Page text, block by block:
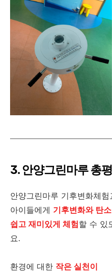
3. 안양그린마루 총
안양그린마루 기후변화체험
아이들에게 기후변화와 탄
쉽고 재미있게 체험할 수 있
요.
환경에 대한 작은 실천이